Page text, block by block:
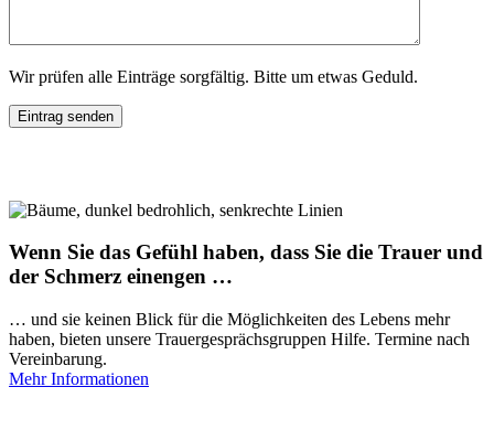
Wir prüfen alle Einträge sorgfältig. Bitte um etwas Geduld.
Wenn Sie das Gefühl haben, dass Sie die Trauer und
der Schmerz einengen …
… und sie keinen Blick für die Möglichkeiten des Lebens mehr
haben, bieten unsere Trauergesprächsgruppen Hilfe. Termine nach
Vereinbarung.
Mehr Informationen